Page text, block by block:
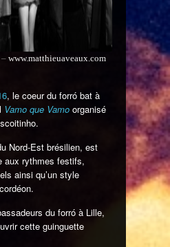
www.matthieuaveaux.com
, le coeur du forró bat à
Vamo que Vamo organisé
Nord-Est brésilien, est
aux rythmes festifs,
ainsi qu’un style
du forró à Lille,
cette guinguette